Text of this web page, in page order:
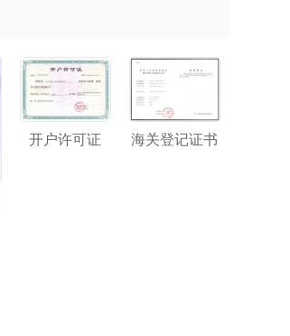
开户许可证 海关登记证书